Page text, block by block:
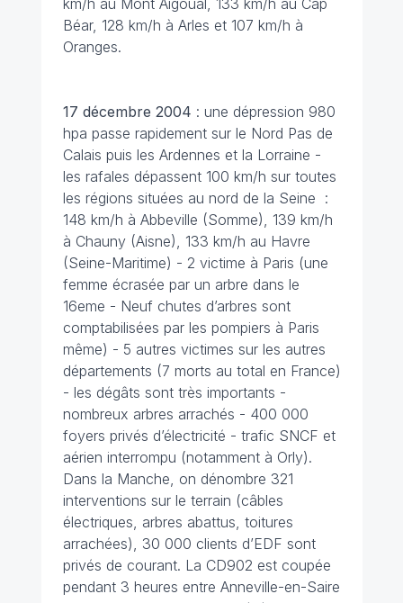
km/h au Mont Aigoual, 133 km/h au Cap
Béar, 128 km/h à Arles et 107 km/h à
Oranges.
17 décembre 2004 : une dépression 980
hpa passe rapidement sur le Nord Pas de
Calais puis les Ardennes et la Lorraine -
les rafales dépassent 100 km/h sur toutes
les régions situées au nord de la Seine :
148 km/h à Abbeville (Somme), 139 km/h
à Chauny (Aisne), 133 km/h au Havre
(Seine-Maritime) - 2 victime à Paris (une
femme écrasée par un arbre dans le
16eme - Neuf chutes d’arbres sont
comptabilisées par les pompiers à Paris
même) - 5 autres victimes sur les autres
départements (7 morts au total en France)
- les dégâts sont très importants -
nombreux arbres arrachés - 400 000
foyers privés d’électricité - trafic SNCF et
aérien interrompu (notamment à Orly).
Dans la Manche, on dénombre 321
interventions sur le terrain (câbles
électriques, arbres abattus, toitures
arrachées), 30 000 clients d’EDF sont
privés de courant. La CD902 est coupée
pendant 3 heures entre Anneville-en-Saire